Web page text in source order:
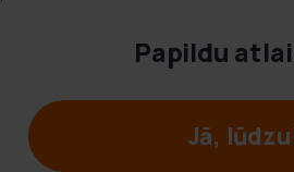
© Hobbybox 2025
Papildu
Jā,